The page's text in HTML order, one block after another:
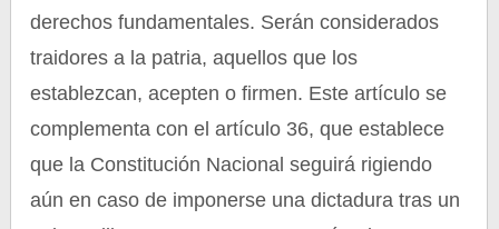
derechos fundamentales. Serán considerados
traidores a la patria, aquellos que los
establezcan, acepten o firmen. Este artículo se
complementa con el artículo 36, que establece
que la Constitución Nacional seguirá rigiendo
aún en caso de imponerse una dictadura tras un